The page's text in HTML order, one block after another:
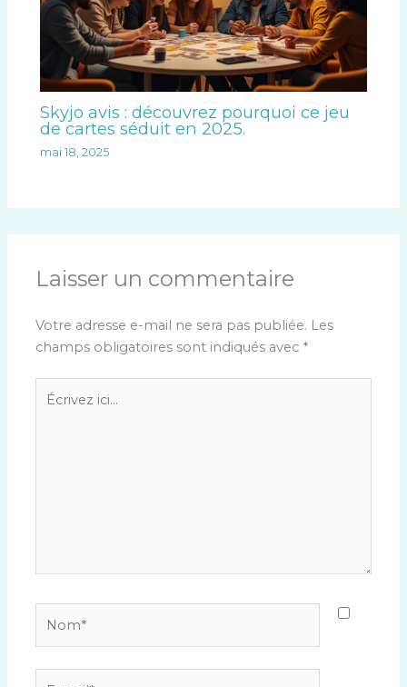
Skyjo avis : découvrez pourquoi ce jeu
de cartes séduit en 2025.
mai 18, 2025
Laisser un commentaire
Votre adresse e-mail ne sera pas publiée. Les
champs obligatoires sont indiqués avec *
Écrivez
ici…